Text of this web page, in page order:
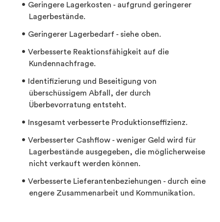
Geringere Lagerkosten - aufgrund geringerer
Lagerbestände.
Geringerer Lagerbedarf - siehe oben.
Verbesserte Reaktionsfähigkeit auf die
Kundennachfrage.
Identifizierung und Beseitigung von
überschüssigem Abfall, der durch
Überbevorratung entsteht.
Insgesamt verbesserte Produktionseffizienz.
Verbesserter Cashflow - weniger Geld wird für
Lagerbestände ausgegeben, die möglicherweise
nicht verkauft werden können.
Verbesserte Lieferantenbeziehungen - durch eine
engere Zusammenarbeit und Kommunikation.